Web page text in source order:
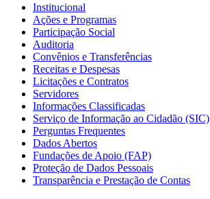
Institucional
Ações e Programas
Participação Social
Auditoria
Convênios e Transferências
Receitas e Despesas
Licitações e Contratos
Servidores
Informações Classificadas
Serviço de Informação ao Cidadão (SIC)
Perguntas Frequentes
Dados Abertos
Fundações de Apoio (FAP)
Proteção de Dados Pessoais
Transparência e Prestação de Contas